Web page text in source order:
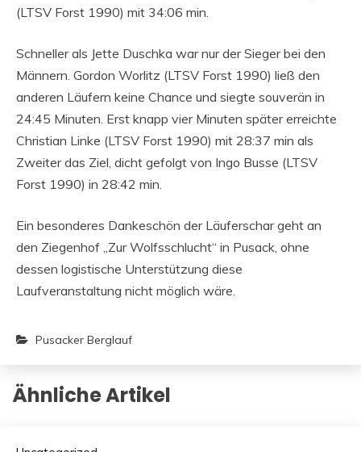
(LTSV Forst 1990) mit 34:06 min.
Schneller als Jette Duschka war nur der Sieger bei den
Männern. Gordon Worlitz (LTSV Forst 1990) ließ den
anderen Läufern keine Chance und siegte souverän in
24:45 Minuten. Erst knapp vier Minuten später erreichte
Christian Linke (LTSV Forst 1990) mit 28:37 min als
Zweiter das Ziel, dicht gefolgt von Ingo Busse (LTSV
Forst 1990) in 28:42 min.
Ein besonderes Dankeschön der Läuferschar geht an
den Ziegenhof „Zur Wolfsschlucht“ in Pusack, ohne
dessen logistische Unterstützung diese
Laufveranstaltung nicht möglich wäre.
Pusacker Berglauf
Ähnliche Artikel